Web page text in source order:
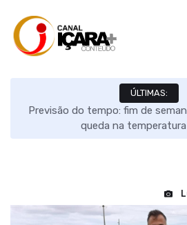
ÚLTIMAS:
Previsão do tempo: fim de
queda na